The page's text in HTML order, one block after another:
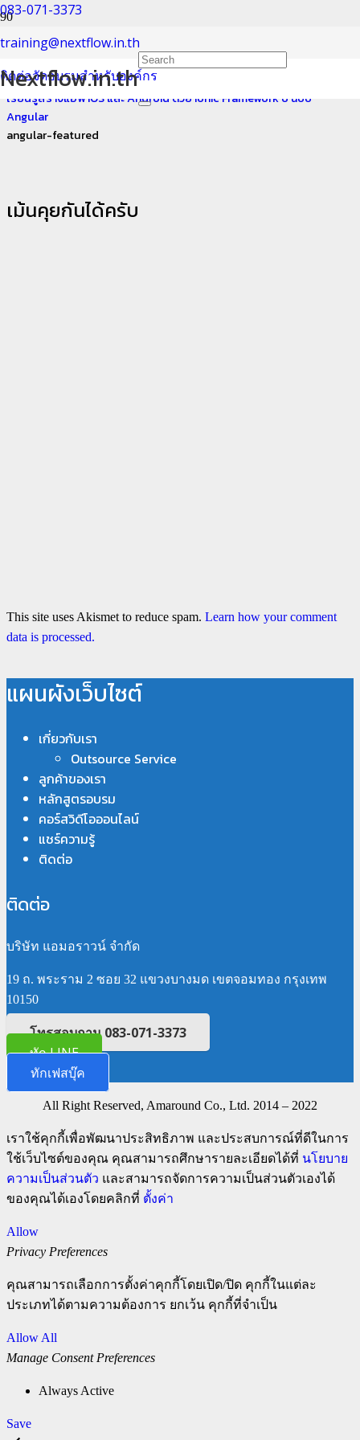
083-071-3373
training@nextflow.in.th
ติดต่อจัดอบรมสำหรับองค์กร
Nextflow.in.th
angular-featured
Home
เรียนรู้สร้างแอพ iOS และ Android ด้วย Ionic Framework 6 ฉบับ
Angular
angular-featured
เม้นคุยกันได้ครับ
This site uses Akismet to reduce spam. Learn how your comment
data is processed.
แผนผังเว็บไซต์
เกี่ยวกับเรา
Outsource Service
ลูกค้าของเรา
หลักสูตรอบรม
คอร์สวิดีโอออนไลน์
แชร์ความรู้
ติดต่อ
ติดต่อ
บริษัท แอมอราวน์ จำกัด
19 ถ. พระราม 2 ซอย 32 แขวงบางมด เขตจอมทอง กรุงเทพ
10150
โทรสอบถาม 083-071-3373
ทัก LINE
ทักเฟสบุ๊ค
All Right Reserved, Amaround Co., Ltd. 2014 – 2022
เราใช้คุกกี้เพื่อพัฒนาประสิทธิภาพ และประสบการณ์ที่ดีในการ
ใช้เว็บไซต์ของคุณ คุณสามารถศึกษารายละเอียดได้ที่ นโยบาย
ความเป็นส่วนตัว และสามารถจัดการความเป็นส่วนตัวเองได้
ของคุณได้เองโดยคลิกที่ ตั้งค่า
Allow
Privacy Preferences
คุณสามารถเลือกการตั้งค่าคุกกี้โดยเปิด/ปิด คุกกี้ในแต่ละ
ประเภทได้ตามความต้องการ ยกเว้น คุกกี้ที่จำเป็น
Allow All
Manage Consent Preferences
Always Active
Save